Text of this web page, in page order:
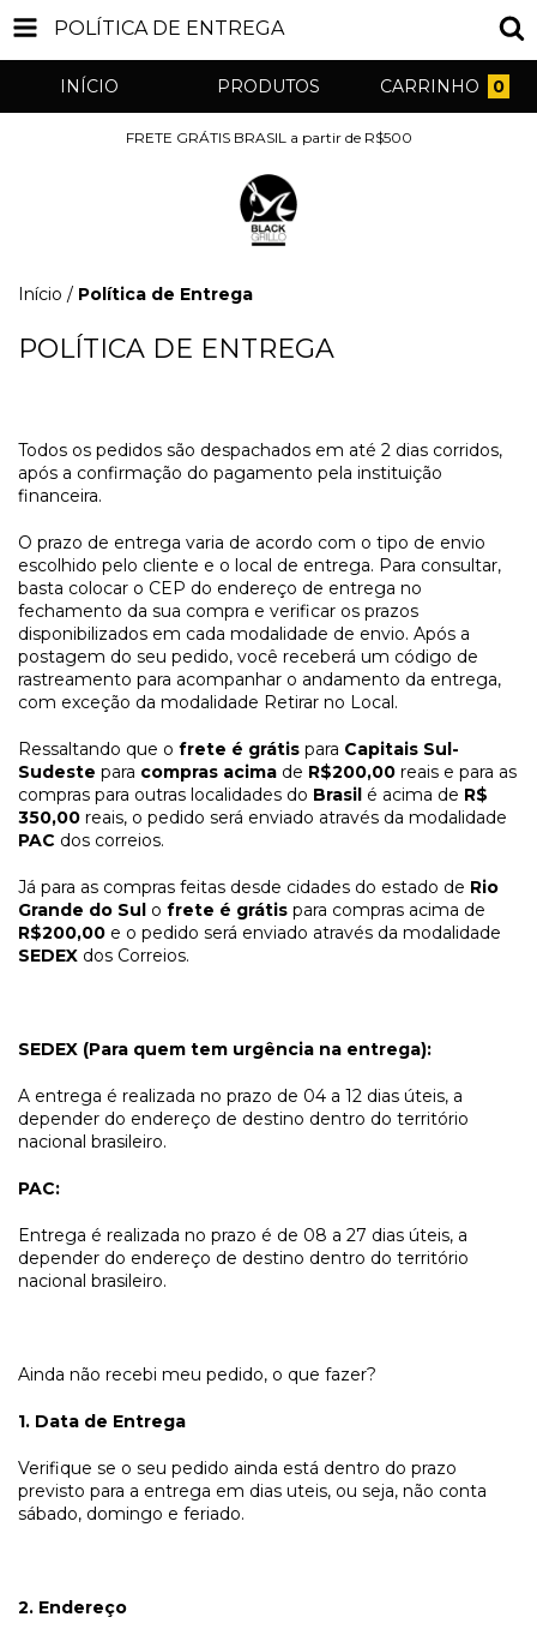
POLÍTICA DE ENTREGA
INÍCIO PRODUTOS CARRINHO 0
FRETE GRÁTIS BRASIL a partir de R$500
Início / Política de Entrega
POLÍTICA DE ENTREGA
Todos os pedidos são despachados em até 2 dias corridos,
após a confirmação do pagamento pela instituição
financeira.
O prazo de entrega varia de acordo com o tipo de envio
escolhido pelo cliente e o local de entrega. Para consultar,
basta colocar o CEP do endereço de entrega no
fechamento da sua compra e verificar os prazos
disponibilizados em cada modalidade de envio. Após a
postagem do seu pedido, você receberá um código de
rastreamento para acompanhar o andamento da entrega,
com exceção da modalidade Retirar no Local.
Ressaltando que o frete é grátis para Capitais Sul-
Sudeste para compras acima de R$200,00 reais e para as
compras para outras localidades do Brasil é acima de R$
350,00 reais, o pedido será enviado através da modalidade
PAC dos correios.
Já para as compras feitas desde cidades do estado de Rio
Grande do Sul o frete é grátis para compras acima de
R$200,00 e o pedido será enviado através da modalidade
SEDEX dos Correios.
SEDEX (Para quem tem urgência na entrega):
A entrega é realizada no prazo de 04 a 12 dias úteis, a
depender do endereço de destino dentro do território
nacional brasileiro.
PAC:
Entrega é realizada no prazo é de 08 a 27 dias úteis, a
depender do endereço de destino dentro do território
nacional brasileiro.
Ainda não recebi meu pedido, o que fazer?
1. Data de Entrega
Verifique se o seu pedido ainda está dentro do prazo
previsto para a entrega em dias uteis, ou seja, não conta
sábado, domingo e feriado.
2. Endereço